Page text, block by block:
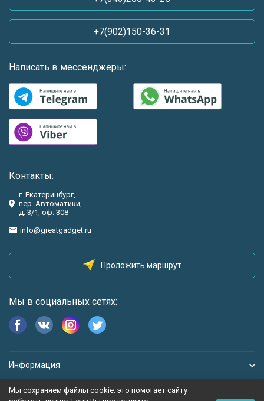
+7(902)150-36-31
Написать в мессенджеры:
Контакты:
г. Екатеринбург,
пер. Автоматики,
д. 3/1, оф. 308
info@greatgadget.ru
Проложить маршрут
Мы в социальных сетях:
Информация
Мы сохраняем файлы cookie: это помогает сайту